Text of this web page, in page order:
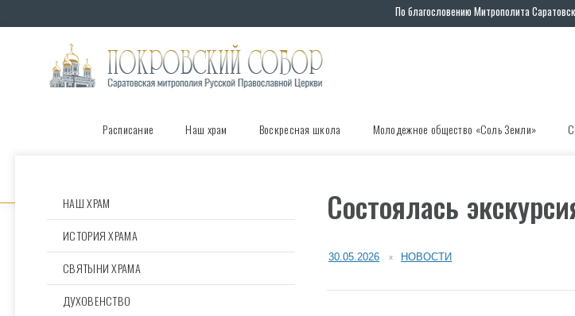
По благословению Митрополита
Расписание Наш храм Воскресная школа Молодежное общество «Соль Земли»
Состоялась
30.05.2026 НОВОСТИ
НАШ ХРАМ
ИСТОРИЯ ХРАМА
СВЯТЫНИ ХРАМА
ДУХОВЕНСТВО